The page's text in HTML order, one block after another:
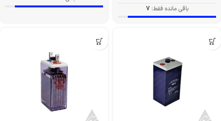
باقی مانده فقط: 7